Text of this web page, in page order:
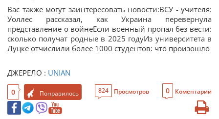
Вас также могут заинтересовать новости:ВСУ - учителя:
Уоллес рассказал, как Украина перевернула
представление о войнеЕсли военный пропал без вести:
сколько получат родные в 2025 годуИз университета в
Луцке отчислили более 1000 студентов: что произошло
ДЖЕРЕЛО : UNIAN
0 Понравилось 824 Просмотров 0 Коментарии